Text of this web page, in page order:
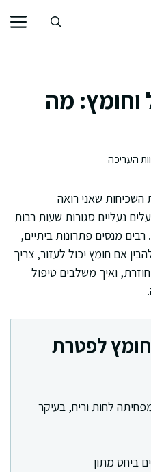
מה
שאני רואה
נעליים סגורות שעות רבות
מנסים פתרונות ביתיים,
אם חומץ יכול לעזור, צריך
ואיך משלבים טיפול
לפטרת
לחות וריח, בעיקר
ביחס מתון